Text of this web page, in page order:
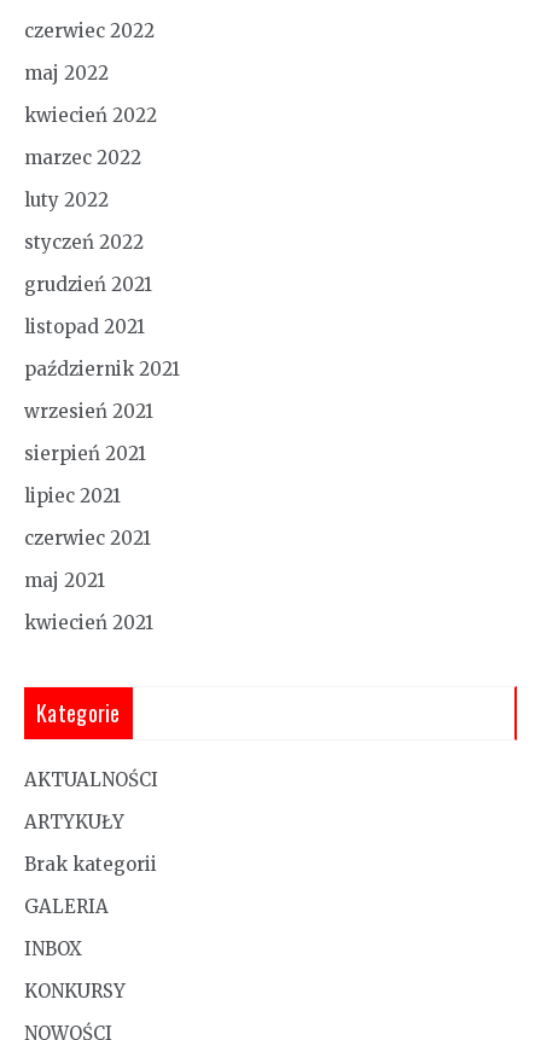
czerwiec 2022
maj 2022
kwiecień 2022
marzec 2022
luty 2022
styczeń 2022
grudzień 2021
listopad 2021
październik 2021
wrzesień 2021
sierpień 2021
lipiec 2021
czerwiec 2021
maj 2021
kwiecień 2021
Kategorie
AKTUALNOŚCI
ARTYKUŁY
Brak kategorii
GALERIA
INBOX
KONKURSY
NOWOŚCI